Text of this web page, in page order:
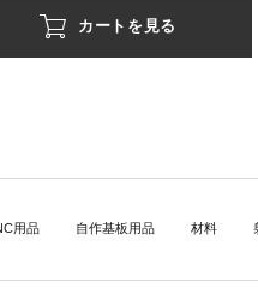
カートを見る
用品 自作基板用品 材料